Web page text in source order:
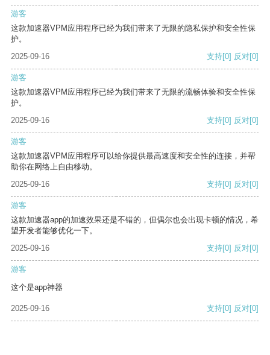
游客
这款加速器VPM应用程序已经为我们带来了无限的隐私保护和安全性保
护。
2025-09-16
支持[0] 反对[0]
游客
这款加速器VPM应用程序已经为我们带来了无限的流畅体验和安全性保
护。
2025-09-16
支持[0] 反对[0]
游客
这款加速器VPM应用程序可以给你提供最高速度和安全性的连接，并帮
助你在网络上自由移动。
2025-09-16
支持[0] 反对[0]
游客
这款加速器app的加速效果还是不错的，但偶尔也会出现卡顿的情况，希
望开发者能够优化一下。
2025-09-16
支持[0] 反对[0]
游客
这个是app神器
2025-09-16 支持[0] 反对[0]